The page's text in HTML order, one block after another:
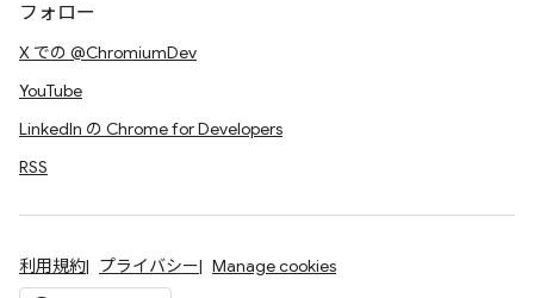
フォロー
X での @ChromiumDev
YouTube
LinkedIn の Chrome for Developers
RSS
利用規約 プライバシー Manage cookies